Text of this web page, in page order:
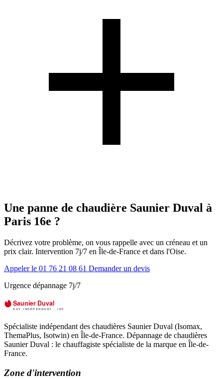
Une panne de chaudière Saunier Duval à
Paris 16e ?
Décrivez votre problème, on vous rappelle avec un créneau et un
prix clair. Intervention 7j/7 en Île-de-France et dans l'Oise.
Appeler le 01 76 21 08 61 Demander un devis
Urgence dépannage 7j/7
Spécialiste indépendant des chaudières Saunier Duval (Isomax,
ThemaPlus, Isotwin) en Île-de-France. Dépannage de chaudières
Saunier Duval : le chauffagiste spécialiste de la marque en Île-de-
France.
Zone d'intervention